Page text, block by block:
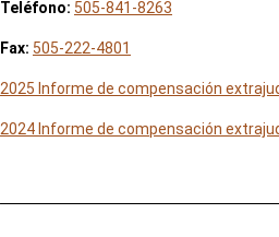
Teléfono: 505-841-8263
Fax: 505-222-4801
2025 Informe de compensación
2024 Informe de compensación